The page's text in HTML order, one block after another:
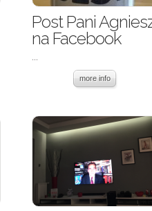
Post Pani
na Facebook
...
more info